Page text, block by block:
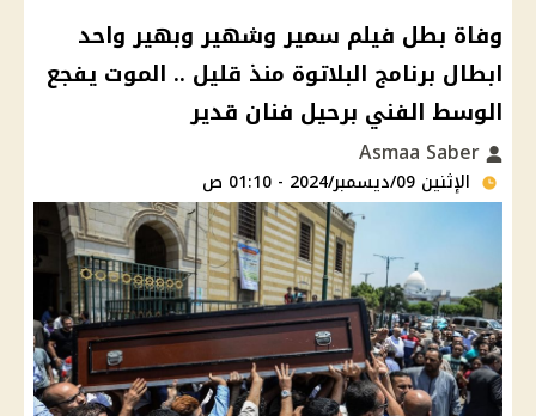
وفاة بطل فيلم سمير وشهير وبهير واحد
ابطال برنامج البلاتوة منذ قليل .. الموت يفجع
الوسط الفني برحيل فنان قدير
الإثنين 09/ديسمبر/2024 - 01:10 ص